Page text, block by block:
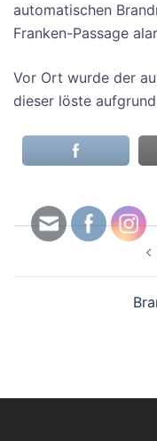
automatischen
Franken-Passage
Vor Ort wurde der
dieser löste